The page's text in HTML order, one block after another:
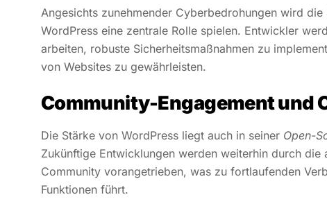
Angesichts zunehmender Cyberbedrohungen wird die
WordPress eine zentrale Rolle spielen. Entwickler
arbeiten, robuste Sicherheitsmaßnahmen zu
von Websites zu gewährleisten.
Community-Engagement und
Die Stärke von WordPress liegt auch in seiner Open-
Zukünftige Entwicklungen werden weiterhin durch die
Community vorangetrieben, was zu fortlaufenden
Funktionen führt.